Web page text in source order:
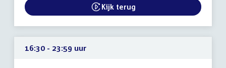
23:59
uur
Kijk terug
16:30 - 23:59 uur